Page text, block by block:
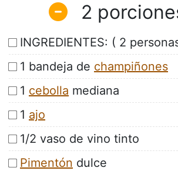
2
INGREDIENTES: ( 2
1 bandeja de champiñones
1 cebolla mediana
1 ajo
1/2 vaso de vino tinto
Pimentón dulce